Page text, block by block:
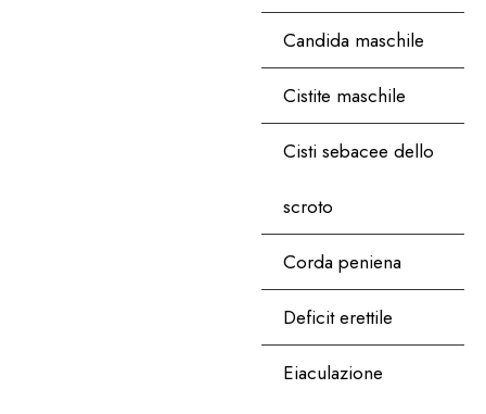
Candida maschile
Cistite maschile
Cisti sebacee dello
scroto
Corda peniena
Deficit erettile
Eiaculazione